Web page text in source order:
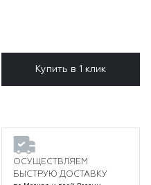
Купить в 1 клик
ОСУЩЕСТВЛЯЕМ
БЫСТРУЮ ДОСТАВКУ